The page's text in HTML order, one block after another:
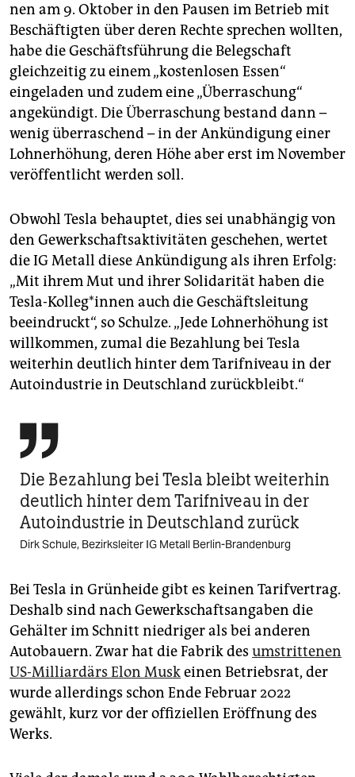
nen am 9. Oktober in den Pausen im Betrieb mit
Beschäftigten über deren Rechte sprechen wollten,
habe die Geschäftsführung die Belegschaft
gleichzeitig zu einem „kostenlosen Essen“
eingeladen und zudem eine „Überraschung“
angekündigt. Die Überraschung bestand dann –
wenig überraschend – in der Ankündigung einer
Lohnerhöhung, deren Höhe aber erst im November
veröffentlicht werden soll.
Obwohl Tesla behauptet, dies sei unabhängig von
den Gewerkschaftsaktivitäten geschehen, wertet
die IG Metall diese Ankündigung als ihren Erfolg:
„Mit ihrem Mut und ihrer Solidarität haben die
Tesla-Kolleg*innen auch die Geschäftsleitung
beeindruckt“, so Schulze. „Jede Lohnerhöhung ist
willkommen, zumal die Bezahlung bei Tesla
weiterhin deutlich hinter dem Tarifniveau in der
Autoindustrie in Deutschland zurückbleibt.“

Die Bezahlung bei Tesla bleibt weiterhin
deutlich hinter dem Tarifniveau in der
Autoindustrie in Deutschland zurück
Dirk Schule, Bezirksleiter IG Metall Berlin-Brandenburg
Bei Tesla in Grünheide gibt es keinen Tarifvertrag.
Deshalb sind nach Gewerkschaftsangaben die
Gehälter im Schnitt niedriger als bei anderen
Autobauern. Zwar hat die Fabrik des umstrittenen
US-Milliardärs Elon Muskeinen Betriebsrat, der
wurde allerdings schon Ende Februar 2022
gewählt, kurz vor der offiziellen Eröffnung des
Werks.